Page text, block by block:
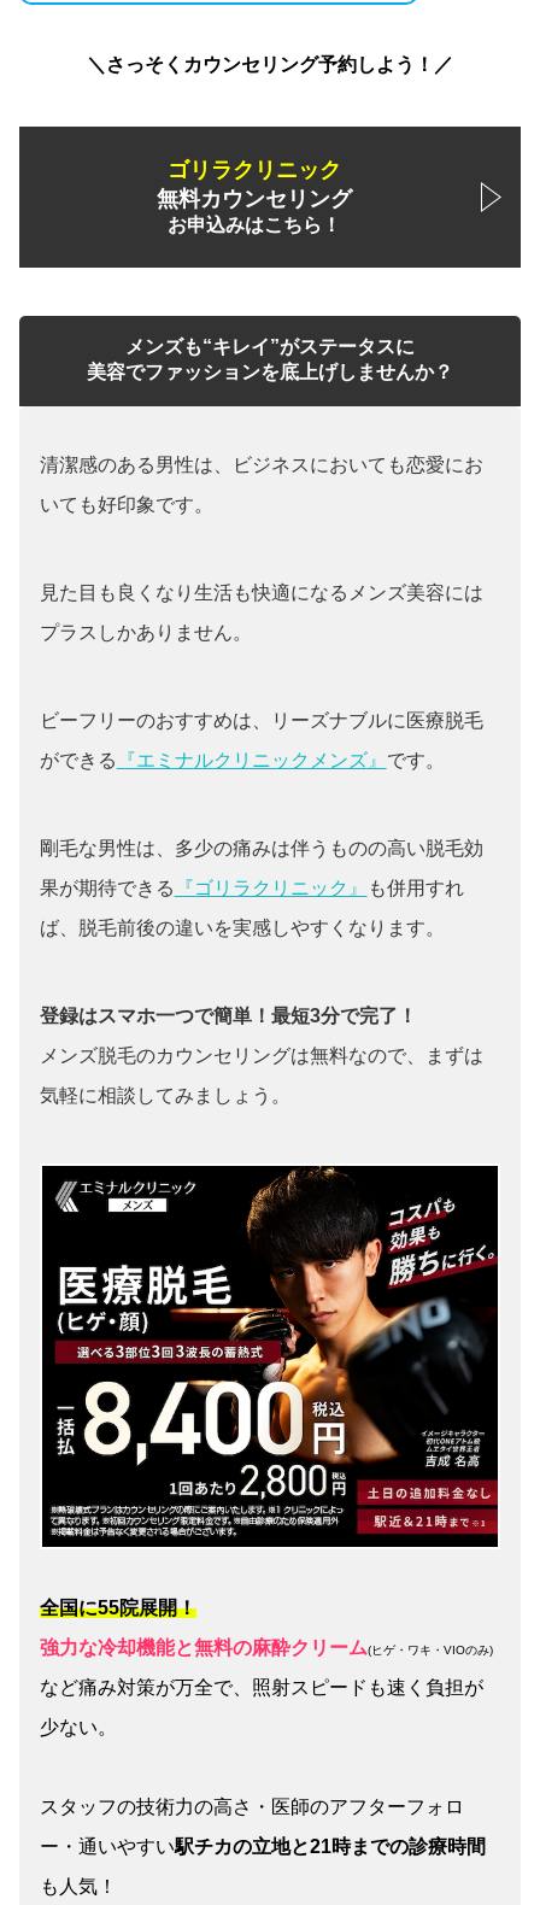
＼さっそくカウンセリング予約しよう！／
ゴリラクリニック
無料カウンセリング
お申込みはこちら！
メンズも“キレイ”がステータスに
美容でファッションを底上げしませんか？
清潔感のある男性は、ビジネスにおいても恋愛にお
いても好印象です。
見た目も良くなり生活も快適になるメンズ美容には
プラスしかありません。
ビーフリーのおすすめは、リーズナブルに医療脱毛
ができる 『エミナルクリニックメンズ』 です。
剛毛な男性は、多少の痛みは伴うものの高い脱毛効
果が期待できる 『ゴリラクリニック』
も併用すれ
ば、脱毛前後の違いを実感しやすくなります。
登録はスマホ一つで簡単！最短3分で完了！
メンズ脱毛のカウンセリングは無料なので、まずは
気軽に相談してみましょう。
全国に55院展開！
強力な冷却機能と無料の麻酔クリーム(ヒゲ・ワキ・VIOのみ)
など痛み対策が万全で、照射スピードも速く負担が
少ない。
スタッフの技術力の高さ・医師のアフターフォロ
ー・通いやすい駅チカの立地と21時までの診療時間
も人気！